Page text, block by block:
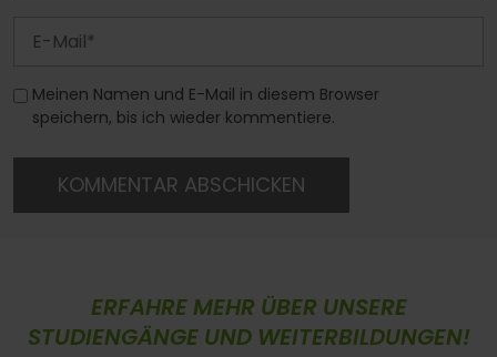
Meinen Namen und E-Mail in diesem Browser
speichern, bis ich wieder kommentiere.
KOMMENTAR ABSCHICKEN
ERFAHRE MEHR ÜBER UNSERE
STUDIENGÄNGE UND WEITERBILDUNGEN!